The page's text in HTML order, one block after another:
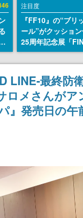
注目度
『FF10』の“ブリ
ール”がクッション
25周年記念展「
FANTASY X
幻光の記憶-」のグ
報が一部公開
LINE-最終
ロメさんが
』発売日の